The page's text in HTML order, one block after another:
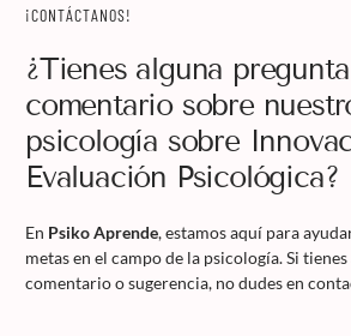
¡CONTÁCTANOS!
¿Tienes alguna
comentario sobre
psicología sobre
Evaluación Psicológica?
En Psiko Aprende, estamos aquí para
metas en el campo de la psicología. Si
comentario o sugerencia, no dudes en